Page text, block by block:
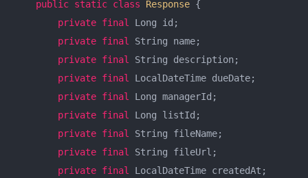
public static class Response {
private final
Long id;
private final
String name;
private final
String description;
private final
LocalDateTime dueDate;
private final
Long managerId;
private final
Long listId;
private final
String fileName;
private final
String fileUrl;
private final
LocalDateTime createdAt;